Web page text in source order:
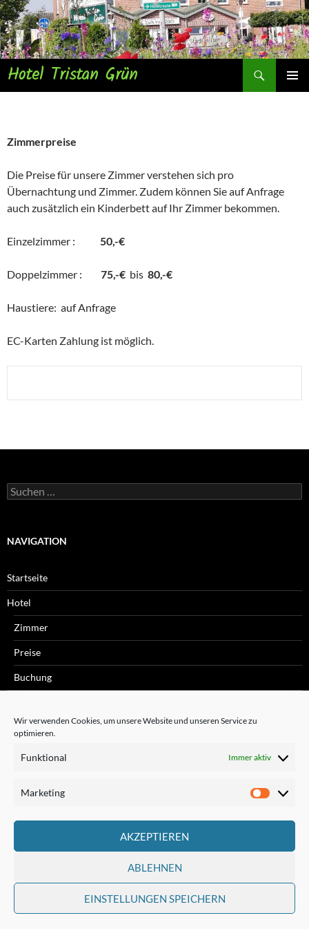
Wir verwenden Cookies, um unsere Website und unseren Service zu
optimieren.
Funktional Immer aktiv
Marketing
AKZEPTIEREN
ABLEHNEN
EINSTELLUNGEN SPEICHERN
Zum
Inhalt
springen
Hotel Tristan Grün
Suchen
Zimmerpreise
Die Preise für unsere Zimmer verstehen sich pro
Übernachtung und Zimmer. Zudem können Sie auf Anfrage
auch zusätzlich ein Kinderbett auf Ihr Zimmer bekommen.
Einzelzimmer : 50,-€
Doppelzimmer : 75,-€ bis 80,-€
Haustiere: auf Anfrage
EC-Karten Zahlung ist möglich.
Suchen
nach:
NAVIGATION
Startseite
Hotel
Zimmer
Preise
Buchung
Anfahrt
Impressum
Geschäftsbedingungen
Cookie-Richtlinie (EU)
Stolz präsentiert von WordPress